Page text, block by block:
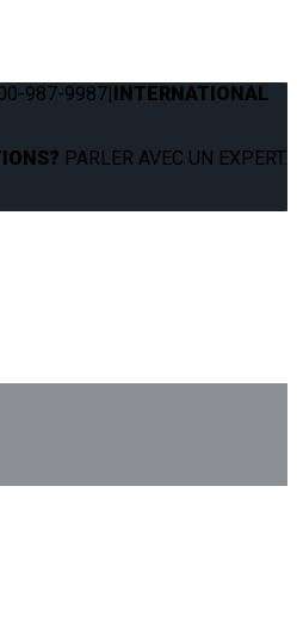
987-9987|INTERNATIONAL
PARLER AVEC UN EXPERT.